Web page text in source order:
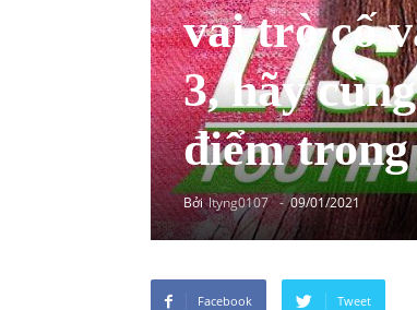
vai trò cố
3, hãy
điểm
Bởiltyng0107 - 09/01/2021
Facebook Tweet